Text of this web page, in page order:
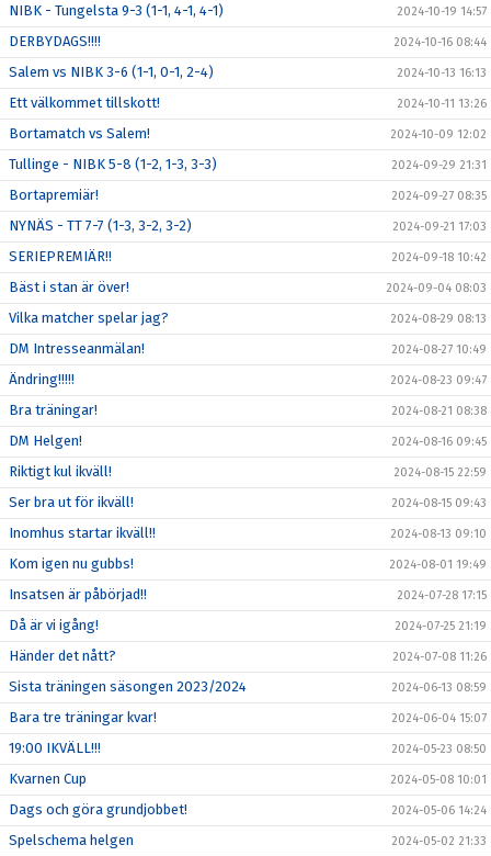
NIBK - Tungelsta 9-3 (1-1, 4-1, 4-1) 2024-10-19 14:57
DERBYDAGS!!!! 2024-10-16 08:44
Salem vs NIBK 3-6 (1-1, 0-1, 2-4) 2024-10-13 16:13
Ett välkommet tillskott! 2024-10-11 13:26
Bortamatch vs Salem! 2024-10-09 12:02
Tullinge - NIBK 5-8 (1-2, 1-3, 3-3) 2024-09-29 21:31
Bortapremiär! 2024-09-27 08:35
NYNÄS - TT 7-7 (1-3, 3-2, 3-2) 2024-09-21 17:03
SERIEPREMIÄR!! 2024-09-18 10:42
Bäst i stan är över! 2024-09-04 08:03
Vilka matcher spelar jag? 2024-08-29 08:13
DM Intresseanmälan! 2024-08-27 10:49
Ändring!!!!! 2024-08-23 09:47
Bra träningar! 2024-08-21 08:38
DM Helgen! 2024-08-16 09:45
Riktigt kul ikväll! 2024-08-15 22:59
Ser bra ut för ikväll! 2024-08-15 09:43
Inomhus startar ikväll!! 2024-08-13 09:10
Kom igen nu gubbs! 2024-08-01 19:49
Insatsen är påbörjad!! 2024-07-28 17:15
Då är vi igång! 2024-07-25 21:19
Händer det nått? 2024-07-08 11:26
Sista träningen säsongen 2023/2024 2024-06-13 08:59
Bara tre träningar kvar! 2024-06-04 15:07
19:00 IKVÄLL!!! 2024-05-23 08:50
Kvarnen Cup 2024-05-08 10:01
Dags och göra grundjobbet! 2024-05-06 14:24
Spelschema helgen 2024-05-02 21:33